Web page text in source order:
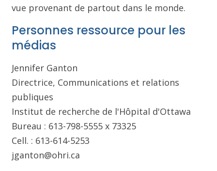
vue provenant de partout dans le monde.
Personnes ressource pour les
médias
Jennifer Ganton
Directrice, Communications et relations
publiques
Institut de recherche de l'Hôpital d'Ottawa
Bureau : 613-798-5555 x 73325
Cell. : 613-614-5253
jganton@ohri.ca